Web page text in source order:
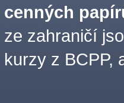
cenných
ze zahraničí
kurzy z BCPP,